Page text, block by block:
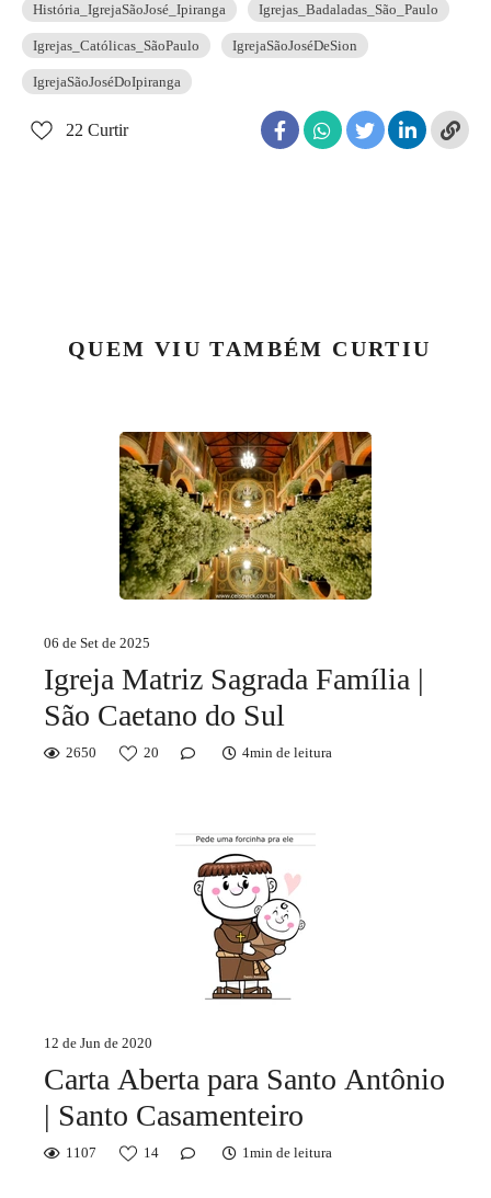
História_IgrejaSãoJosé_Ipiranga Igrejas_Badaladas_São_Paulo
Igrejas_Católicas_SãoPaulo IgrejaSãoJoséDeSion
IgrejaSãoJoséDoIpiranga
22 Curtir
QUEM VIU TAMBÉM CURTIU
06 de Set de 2025
Igreja Matriz Sagrada Família |
São Caetano do Sul
2650 20 4min de leitura
12 de Jun de 2020
Carta Aberta para Santo Antônio
| Santo Casamenteiro
1107 14 1min de leitura